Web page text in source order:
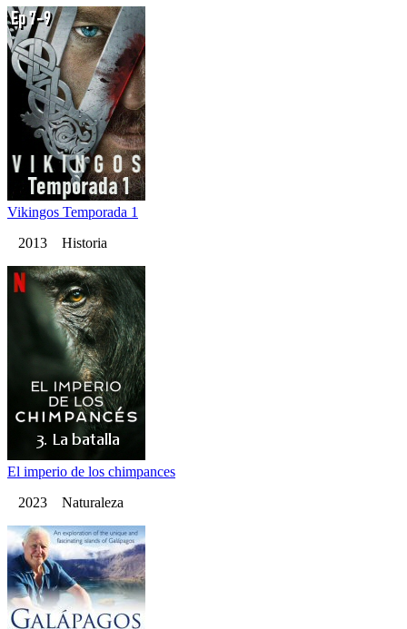
Vikingos Temporada 1
2013 Historia
El imperio de los chimpances
2023 Naturaleza